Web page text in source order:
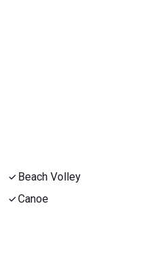
Beach Volley
Canoe